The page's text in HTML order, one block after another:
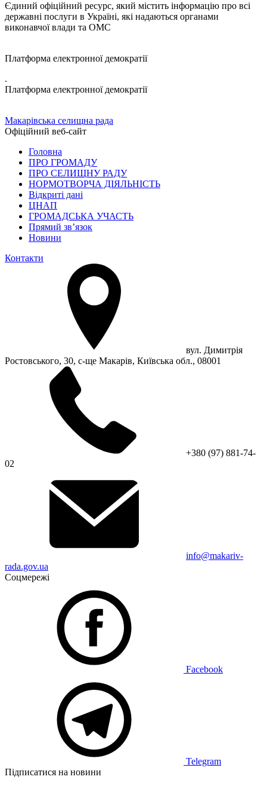
Єдиний офіційний ресурс, який містить інформацію про всі
державні послуги в Україні, які надаються органами
виконавчої влади та ОМС
Платформа електронної демократії
.
Платформа електронної демократії
Макарівська селищна рада
Офіційний веб-сайт
Головна
ПРО ГРОМАДУ
ПРО СЕЛИЩНУ РАДУ
НОРМОТВОРЧА ДІЯЛЬНІСТЬ
Відкриті дані
ЦНАП
ГРОМАДСЬКА УЧАСТЬ
Прямий зв’язок
Новини
Контакти
вул. Димитрія
Ростовського, 30, с-ще Макарів, Київська обл., 08001
+380 (97) 881-74-
02
info@makariv-
rada.gov.ua
Соцмережі
Facebook
Telegram
Підписатися на новини